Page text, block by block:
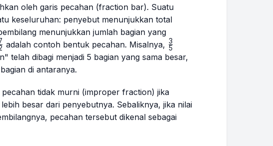
oleh garis pecahan (fraction bar). Suatu
keseluruhan: penyebut menunjukkan total
menunjukkan jumlah bagian yang
adalah contoh bentuk pecahan. Misalnya, \frac{3}
{5}
5
3
telah dibagi menjadi 5 bagian yang sama besar,
di antaranya.
tidak murni (improper fraction) jika
besar dari penyebutnya. Sebaliknya, jika nilai
pecahan tersebut dikenal sebagai